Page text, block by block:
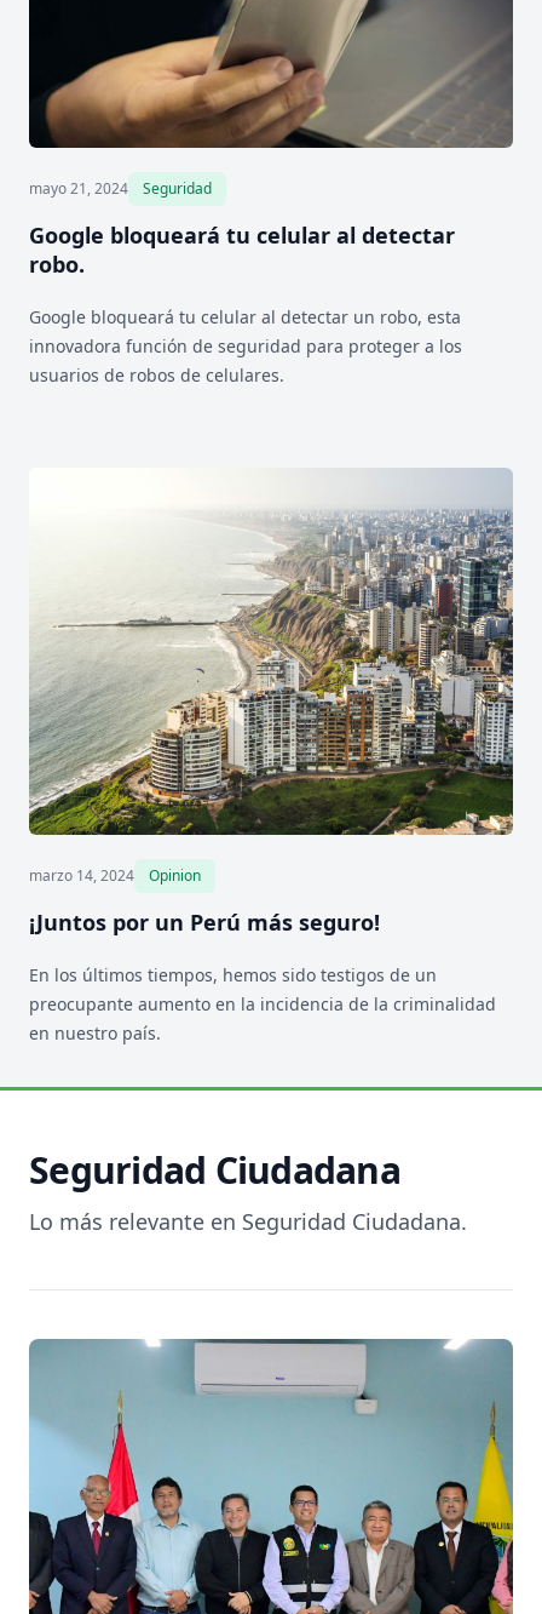
mayo 21, 2024 Seguridad
Google bloqueará tu celular al detectar
robo.
Google bloqueará tu celular al detectar un robo, esta
innovadora función de seguridad para proteger a los
usuarios de robos de celulares.
marzo 14, 2024 Opinion
¡Juntos por un Perú más seguro!
En los últimos tiempos, hemos sido testigos de un
preocupante aumento en la incidencia de la criminalidad
en nuestro país.
Seguridad Ciudadana
Lo más relevante en Seguridad Ciudadana.